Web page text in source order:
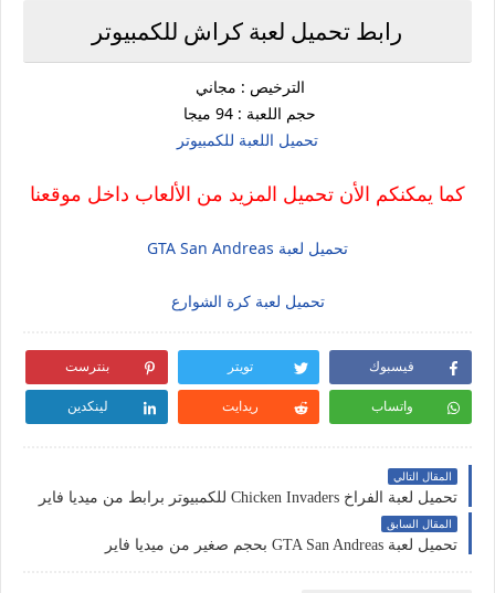
رابط تحميل لعبة كراش للكمبيوتر
الترخيص : مجاني
حجم اللعبة : 94 ميجا
تحميل اللعبة للكمبيوتر
كما يمكنكم الأن تحميل المزيد من الألعاب داخل موقعنا
تحميل لعبة GTA San Andreas
تحميل لعبة كرة الشوارع
فيسبوك تويتر بنترست
واتساب ريدايت لينكدين
المقال التالي
تحميل لعبة الفراخ Chicken Invaders للكمبيوتر برابط من ميديا فاير
المقال السابق
تحميل لعبة GTA San Andreas بحجم صغير من ميديا فاير